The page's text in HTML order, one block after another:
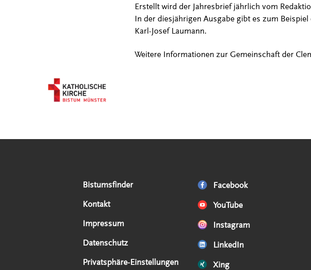
Erstellt wird der Jahresbrief jährlich vom
In der diesjährigen Ausgabe gibt es zum
Karl-Josef Laumann.
Weitere Informationen zur Gemeinschaft der
Serviceangebote
Bistumsfinder
Kontakt
Impressum
Datenschutz
Privatsphäre-Einstellungen
Social Media Angebote Facebook
YouTube
Instagram
LinkedIn
Xing
Externe Links